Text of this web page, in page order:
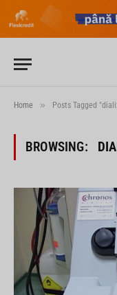
Home » Posts Tagged
BROWSING: